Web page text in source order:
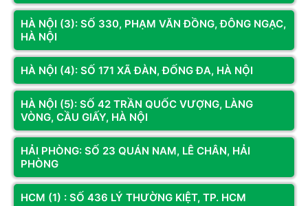
Cổng giao tiếp
Font
Power, Reset, USB3.0 x 1, USB2.0 x 2, 1 HD
Audio & 1 Mic
Hệ thống Làm
mát
Sau: 1 fan 120mm hoặc Rad120mm (Tùy
chọn)
Sườn: 2* Fan 120mm hoặc Tản nước Rad
120mm / 240mm
Top: 2 * Fan 120mm (tùy chọn)
Đáy: 2 x Fan 120mm (tùy chọn)
Expansion Slots: 4
Xem thêm
HÀ NỘI (3): SỐ 330, PHẠM VĂN ĐỒNG, ĐÔNG NGẠC,
HÀ NỘI
HÀ NỘI (4): SỐ 171 XÃ ĐÀN, ĐỐNG ĐA, HÀ NỘI
HÀ NỘI (5): SỐ 42 TRẦN QUỐC VƯỢNG, LÀNG
VÒNG, CẦU GIẤY, HÀ NỘI
HẢI PHÒNG: SỐ 23 QUÁN NAM, LÊ CHÂN, HẢI
PHÒNG
HCM (1) : SỐ 436 LÝ THƯỜNG KIỆT, TP. HCM